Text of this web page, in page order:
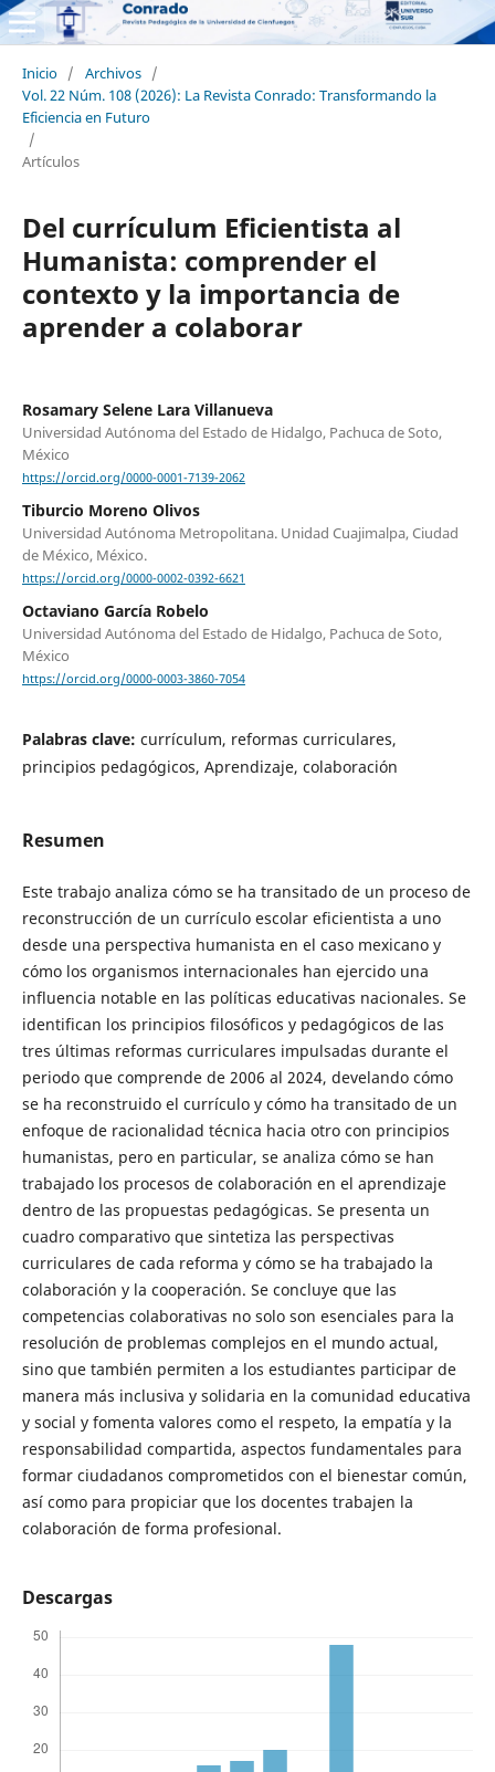
Inicio / Archivos /
Vol. 22 Núm. 108 (2026): La Revista Conrado: Transformando la
Eficiencia en Futuro
/
Artículos
Del currículum Eficientista al
Humanista: comprender el
contexto y la importancia de
aprender a colaborar
Rosamary Selene Lara Villanueva
Universidad Autónoma del Estado de Hidalgo, Pachuca de Soto,
México
https://orcid.org/0000-0001-7139-2062
Tiburcio Moreno Olivos
Universidad Autónoma Metropolitana. Unidad Cuajimalpa, Ciudad
de México, México.
https://orcid.org/0000-0002-0392-6621
Octaviano García Robelo
Universidad Autónoma del Estado de Hidalgo, Pachuca de Soto,
México
https://orcid.org/0000-0003-3860-7054
Palabras clave: currículum, reformas curriculares,
principios pedagógicos, Aprendizaje, colaboración
Resumen
Este trabajo analiza cómo se ha transitado de un proceso de
reconstrucción de un currículo escolar eficientista a uno
desde una perspectiva humanista en el caso mexicano y
cómo los organismos internacionales han ejercido una
influencia notable en las políticas educativas nacionales. Se
identifican los principios filosóficos y pedagógicos de las
tres últimas reformas curriculares impulsadas durante el
periodo que comprende de 2006 al 2024, develando cómo
se ha reconstruido el currículo y cómo ha transitado de un
enfoque de racionalidad técnica hacia otro con principios
humanistas, pero en particular, se analiza cómo se han
trabajado los procesos de colaboración en el aprendizaje
dentro de las propuestas pedagógicas. Se presenta un
cuadro comparativo que sintetiza las perspectivas
curriculares de cada reforma y cómo se ha trabajado la
colaboración y la cooperación. Se concluye que las
competencias colaborativas no solo son esenciales para la
resolución de problemas complejos en el mundo actual,
sino que también permiten a los estudiantes participar de
manera más inclusiva y solidaria en la comunidad educativa
y social y fomenta valores como el respeto, la empatía y la
responsabilidad compartida, aspectos fundamentales para
formar ciudadanos comprometidos con el bienestar común,
así como para propiciar que los docentes trabajen la
colaboración de forma profesional.
Descargas